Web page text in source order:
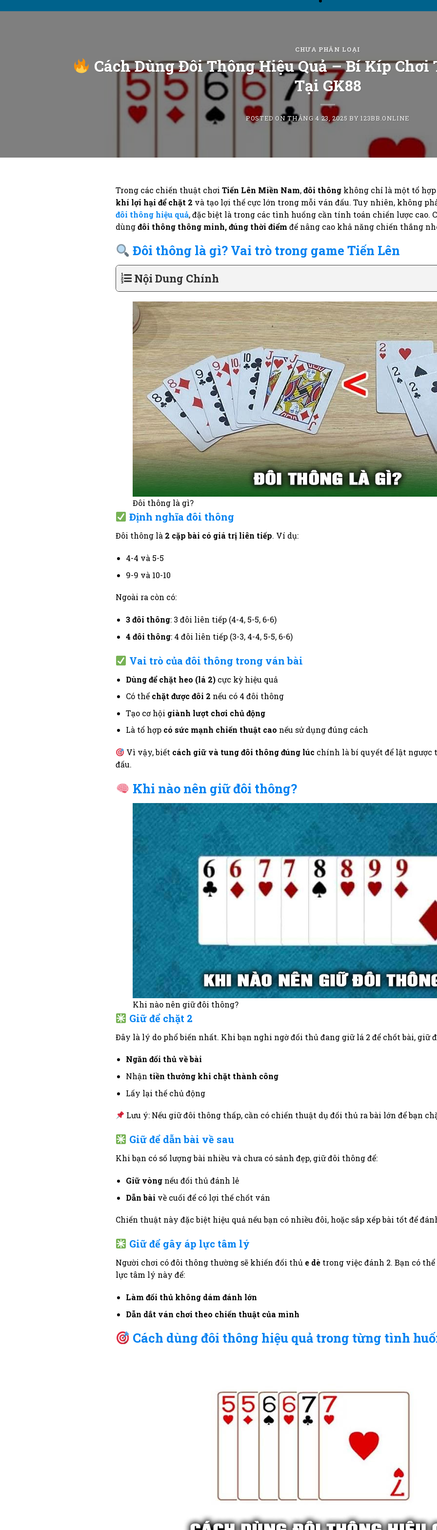
CHƯA PHÂN LOẠI
Cách Dùng Đôi Thông Hiệu Quả – Bí Kíp
Tại GK88
POSTED ONTHÁNG 4 23, 2025 BY123BB.ONLINE
Trong các chiến thuật chơi Tiến Lên Miền Nam,đôi thông không chỉ là một tổ
khí lợi hại để chặt 2 và tạo lợi thế cực lớn trong mỗi ván đấu. Tuy nhiên, không
đôi thông hiệu quả, đặc biệt là trong các tình huống cần tính toán chiến lược cao.
dùngđôi thông thông minh, đúng thời điểm để nâng cao khả năng chiến thắng
Đôi thông là gì? Vai trò trong game Tiến Lên
Nội Dung Chính
Đôi thông là gì?
Định nghĩa đôi thông
Đôi thông là 2 cặp bài có giá trị liên tiếp. Ví dụ:
4-4 và 5-5
9-9 và 10-10
Ngoài ra còn có:
3 đôi thông: 3 đôi liên tiếp (4-4, 5-5, 6-6)
4 đôi thông: 4 đôi liên tiếp (3-3, 4-4, 5-5, 6-6)
Vai trò của đôi thông trong ván bài
Dùng để chặt heo (lá 2)cực kỳ hiệu quả
Có thể chặt được đôi 2 nếu có 4 đôi thông
Tạo cơ hội giành lượt chơi chủ động
Là tổ hợp có sức mạnh chiến thuật cao nếu sử dụng đúng cách
Vì vậy, biết cách giữ và tung đôi thông đúng lúc chính là bí quyết để lật
đấu.
Khi nào nên giữ đôi thông?
Khi nào nên giữ đôi thông?
Giữ để chặt 2
Đây là lý do phổ biến nhất. Khi bạn nghi ngờ đối thủ đang giữ lá 2 để chốt bài, giữ
Ngăn đối thủ về bài
Nhận tiền thưởng khi chặt thành công
Lấy lại thế chủ động
Lưu ý: Nếu giữ đôi thông thấp, cần có chiến thuật dụ đối thủ ra bài lớn để bạn
Giữ để dẫn bài về sau
Khi bạn có số lượng bài nhiều và chưa có sảnh đẹp, giữ đôi thông để:
Giữ vòngnếu đối thủ đánh lẻ
Dẫn bài về cuối để có lợi thế chốt ván
Chiến thuật này đặc biệt hiệu quả nếu bạn có nhiều đôi, hoặc sắp xếp bài tốt để
Giữ để gây áp lực tâm lý
Người chơi có đôi thông thường sẽ khiến đối thủ e dè trong việc đánh 2. Bạn có
lực tâm lý này để:
Làm đối thủ không dám đánh lớn
Dẫn dắt ván chơi theo chiến thuật của mình
Cách dùng đôi thông hiệu quả trong từng tình